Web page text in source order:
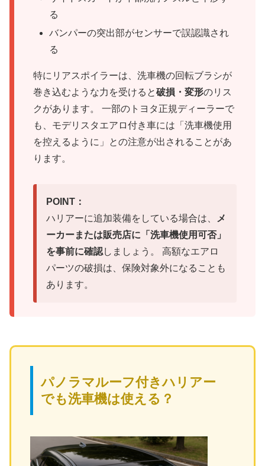
る
バンパーの突出部がセンサーで誤認識され
る
特にリアスポイラーは、洗車機の回転ブラシが
巻き込むような力を受けると破損・変形のリス
クがあります。 一部のトヨタ正規ディーラーで
も、モデリスタエアロ付き車には「洗車機使用
を控えるように」との注意が出されることがあ
ります。
POINT：
ハリアーに追加装備をしている場合は、
メ
ーカーまたは販売店に「洗車機使用可否」
を事前に確認しましょう。 高額なエアロ
パーツの破損は、保険対象外になることも
あります。
パノラマルーフ付きハリアー
でも洗車機は使える？